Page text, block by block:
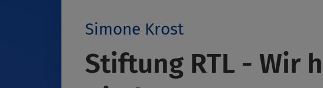
Simone Krost
Stiftung RTL - Wir